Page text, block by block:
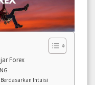
Forex
Berdasarkan Intuisi